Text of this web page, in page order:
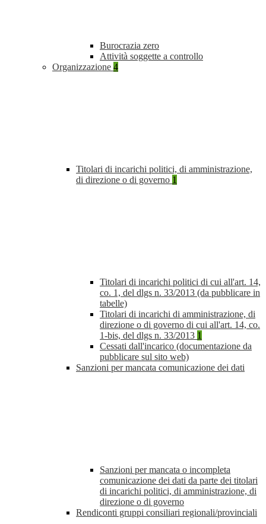
Burocrazia zero
Attività soggette a controllo
Organizzazione 4
Titolari di incarichi politici, di amministrazione,
di direzione o di governo 1
Titolari di incarichi politici di cui all'art. 14,
co. 1, del dlgs n. 33/2013 (da pubblicare in
tabelle)
Titolari di incarichi di amministrazione, di
direzione o di governo di cui all'art. 14, co.
1-bis, del dlgs n. 33/2013 1
Cessati dall'incarico (documentazione da
pubblicare sul sito web)
Sanzioni per mancata comunicazione dei dati
Sanzioni per mancata o incompleta
comunicazione dei dati da parte dei titolari
di incarichi politici, di amministrazione, di
direzione o di governo
Rendiconti gruppi consiliari regionali/provinciali